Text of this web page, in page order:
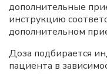
дополнительные
инструкцию
дополнительном
Доза подбирается
пациента в